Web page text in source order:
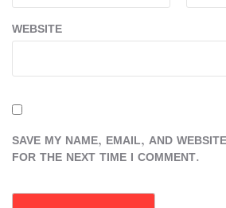
WEBSITE
SAVE MY NAME, EMAIL, AND
FOR THE NEXT TIME I COMMENT.